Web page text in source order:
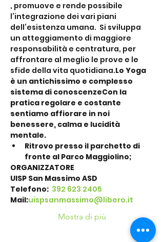
, promuove e rende possibile
l’integrazione dei vari piani
dell’esistenza umana. Si sviluppa
un atteggiamento di maggiore
responsabilità e centratura, per
affrontare al meglio le prove e le
sfide della vita quotidiana.Lo Yoga
è un antichissimo e complesso
sistema di conoscenzeCon la
pratica regolare e costante
sentiamo affiorare in noi
benessere, calma e lucidità
mentale.
Ritrovo presso il parchetto di
fronte al Parco Maggiolino;
ORGANIZZATORE
UISP San Massimo ASD
Telefono: 392 623 2405
Mail:uispsanmassimo@libero.it
Mostra di più